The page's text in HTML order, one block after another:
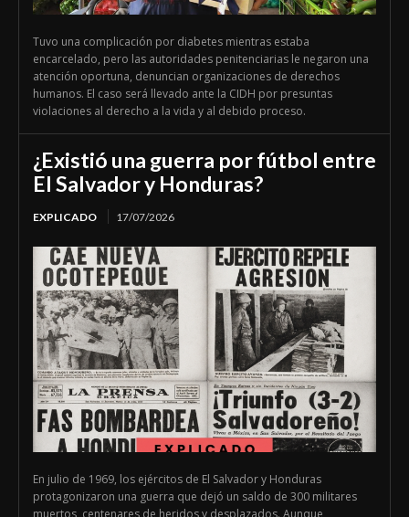
Tuvo una complicación por diabetes mientras estaba
encarcelado, pero las autoridades penitenciarias le negaron una
atención oportuna, denuncian organizaciones de derechos
humanos. El caso será llevado ante la CIDH por presuntas
violaciones al derecho a la vida y al debido proceso.
¿Existió una guerra por fútbol entre
El Salvador y Honduras?
EXPLICADO 17/07/2026
En julio de 1969, los ejércitos de El Salvador y Honduras
protagonizaron una guerra que dejó un saldo de 300 militares